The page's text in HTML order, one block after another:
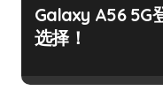
Galaxy A56 5G
选择！